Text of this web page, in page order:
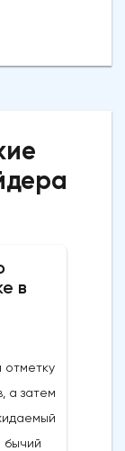
в
отметку
а затем
бычий